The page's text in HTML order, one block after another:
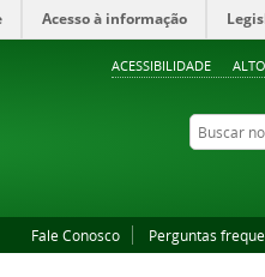
ACESSIBILIDADE
Acesso à informação
Buscar no
Fale Conosco Perguntas